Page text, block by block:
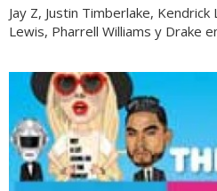
Jay Z, Justin Timberlake,
Lewis, Pharrell Williams y Drake